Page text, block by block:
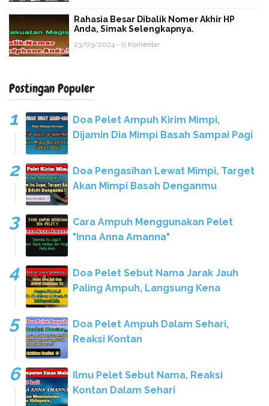
Rahasia Besar Dibalik Nomer Akhir HP
Anda, Simak Selengkapnya.
23/03/2024 - 0 Komentar
Postingan Populer
Doa Pelet Ampuh Kirim Mimpi,
Dijamin Dia Mimpi Basah Sampai Pagi
Doa Pengasihan Lewat Mimpi, Target
Akan Mimpi Basah Denganmu
Cara Ampuh Menggunakan Pelet
"Inna Anna Amanna"
Doa Pelet Sebut Nama Jarak Jauh
Paling Ampuh, Langsung Kena
Doa Pelet Ampuh Dalam Sehari,
Reaksi Kontan
Ilmu Pelet Sebut Nama, Reaksi
Kontan Dalam Sehari